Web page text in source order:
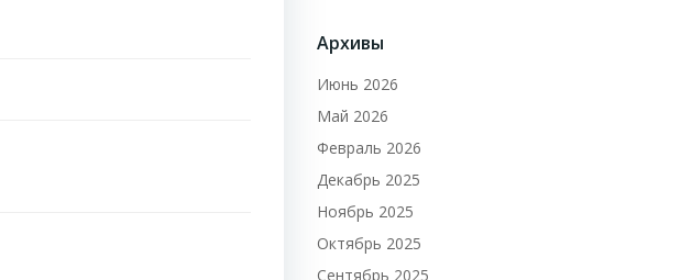
Архивы
Июнь 2026
Май 2026
Февраль 2026
Декабрь 2025
Ноябрь 2025
Октябрь 2025
Сентябрь 2025